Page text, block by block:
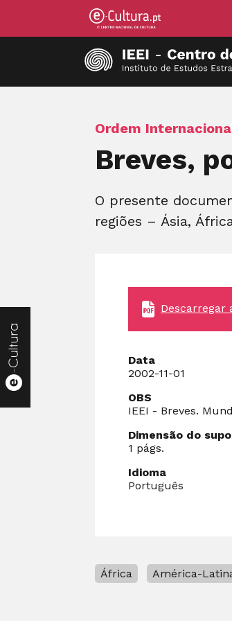
Ordem
Breves,
O presente
regiões – Ásia,
Descarregar
Data
2002-11-01
OBS
IEEI - Breves.
Dimensão do
1 págs.
Idioma
Português
África América-